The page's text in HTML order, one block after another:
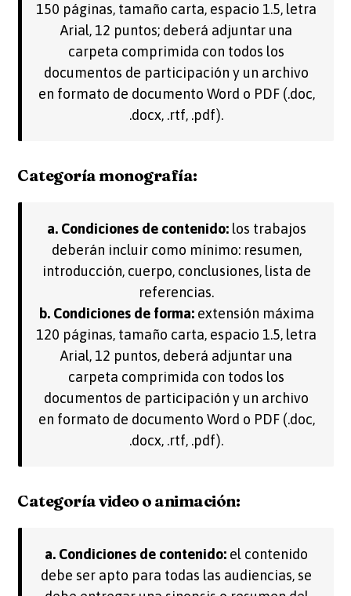
150 páginas, tamaño carta, espacio 1.5, letra
Arial, 12 puntos; deberá adjuntar una
carpeta comprimida con todos los
documentos de participación y un archivo
en formato de documento Word o PDF (.doc,
.docx, .rtf, .pdf).
Categoría monografía:
a. Condiciones de contenido: los trabajos
deberán incluir como mínimo: resumen,
introducción, cuerpo, conclusiones, lista de
referencias.
b. Condiciones de forma: extensión máxima
120 páginas, tamaño carta, espacio 1.5, letra
Arial, 12 puntos, deberá adjuntar una
carpeta comprimida con todos los
documentos de participación y un archivo
en formato de documento Word o PDF (.doc,
.docx, .rtf, .pdf).
Categoría video o animación:
a. Condiciones de contenido: el contenido
debe ser apto para todas las audiencias, se